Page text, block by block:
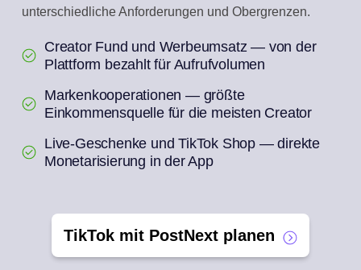
unterschiedliche Anforderungen und Obergrenzen.
Creator Fund und Werbeumsatz — von der
Plattform bezahlt für Aufrufvolumen
Markenkooperationen — größte
Einkommensquelle für die meisten Creator
Live-Geschenke und TikTok Shop — direkte
Monetarisierung in der App
TikTok mit PostNext planen